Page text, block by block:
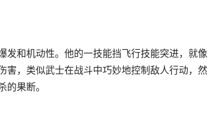
发和机动性。他的一技能挡飞行技能突进，就像
害，类似武士在战斗中巧妙地控制敌人行动，然
果断。